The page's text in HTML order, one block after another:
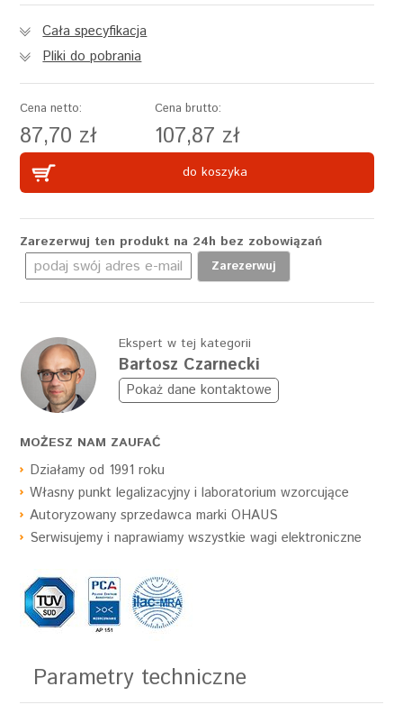
Cała specyfikacja
Pliki do pobrania
Cena netto:
87,70 zł
Cena brutto:
107,87 zł
do koszyka
Zarezerwuj ten produkt na 24h bez zobowiązań
Zarezerwuj
Ekspert w tej kategorii
Bartosz Czarnecki
Pokaż dane kontaktowe
MOŻESZ NAM ZAUFAĆ
Działamy od 1991 roku
Własny punkt legalizacyjny i laboratorium wzorcujące
Autoryzowany sprzedawca marki OHAUS
Serwisujemy i naprawiamy wszystkie wagi elektroniczne
Parametry techniczne